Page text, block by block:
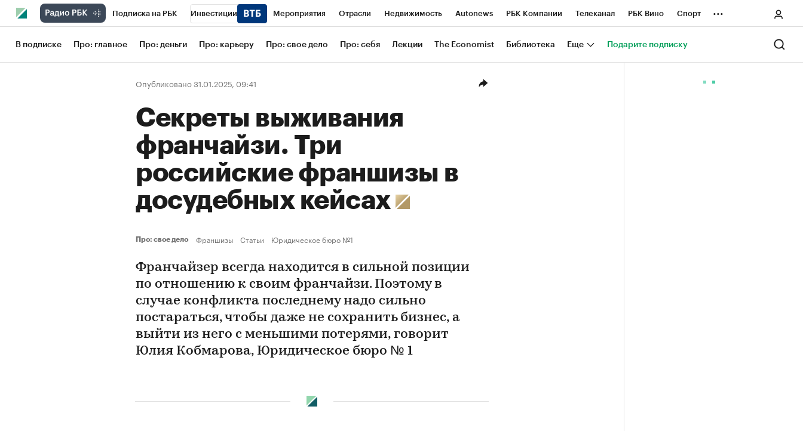
Подписка на РБК Инвестиции Мероприятия Отрасли Недвижимость Autonews РБК Компании Телеканал РБК Вино Спорт
Школа управления РБК РБК Образование РБК Life Тренды Визионеры Национальные проекты Город
Рынок наличной валюты
...
В подписке Про: главное Про: деньги Про: карьеру Про: свое дело Про: себя Лекции The Economist Библиотека Еще Подарите подписку
Опубликовано 31.01.2025, 09:41
Секреты выживания
франчайзи. Три
российские франшизы в
досудебных кейсах
Про: свое дело Франшизы Статьи Юридическое бюро №1
Франчайзер всегда находится в сильной позиции
по отношению к своим франчайзи. Поэтому в
случае конфликта последнему надо сильно
постараться, чтобы даже не сохранить бизнес, а
выйти из него с меньшими потерями, говорит
Юлия Кобмарова, Юридическое бюро № 1